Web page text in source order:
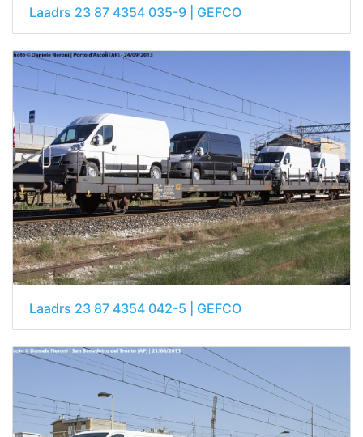
Laadrs 23 87 4354 035-9 | GEFCO
Laadrs 23 87 4354 042-5 | GEFCO